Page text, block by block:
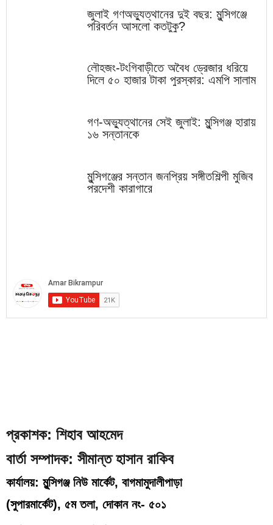
জুলাই গণঅভ্যুত্থানের দুই বছর: মুন্সিগঞ্জে
পরিবর্তন আসলো কতটুকু?
লৌহজং-টংগিবাড়ীতে অবৈধ ড্রেজার ধরিয়ে
দিলে ৫০ হাজার টাকা পুরস্কার: এমপি সালাম
গণ-অভ্যুত্থানের সেই জুলাই: মুন্সিগঞ্জ হারায়
১৬ সন্তানকে
মুন্সিগঞ্জের সন্তান জনপ্রিয় সঙ্গীতশিল্পী মুজিব
পরদেশী কারাগারে
প্রকাশক: শিহাব আহমেদ
বার্তা সম্পাদক: সীমান্ত হাসান রাকিব
কার্যালয়: মুন্সিগঞ্জ নিউ মার্কেট, বাগমামুদালীপাড়া
(সুপারমার্কেট), ৫ম তলা, দোকান নং- ৫০১